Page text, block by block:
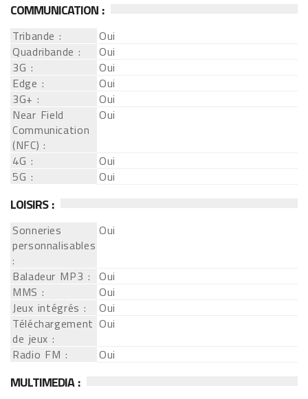
COMMUNICATION :
Tribande :
Oui
Quadribande :
Oui
3G :
Oui
Edge :
Oui
3G+ :
Oui
Near Field
Communication
(NFC) :
Oui
4G :
Oui
5G :
Oui
LOISIRS :
Sonneries
personnalisables
:
Oui
Baladeur MP3 : Oui
MMS :
Oui
Jeux intégrés :
Oui
Téléchargement
de jeux :
Oui
Radio FM :
Oui
MULTIMEDIA :